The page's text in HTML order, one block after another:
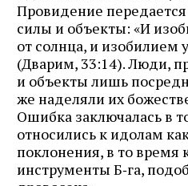
Провидение
силы и объекты: «И
от солнца, и изобилием
(Дварим, 33:14). Люди,
и объекты лишь
же наделяли их
Ошибка заключалась в
относились к идолам
поклонения, в то время
инструменты Б‑га,